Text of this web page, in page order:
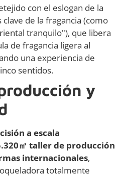
con el eslogan de la
clave de la fragancia (como
tranquilo"), que libera
de fragancia ligera al
una experiencia de
sentidos.
y
a escala
㎡ taller de producción
internacionales,
totalmente